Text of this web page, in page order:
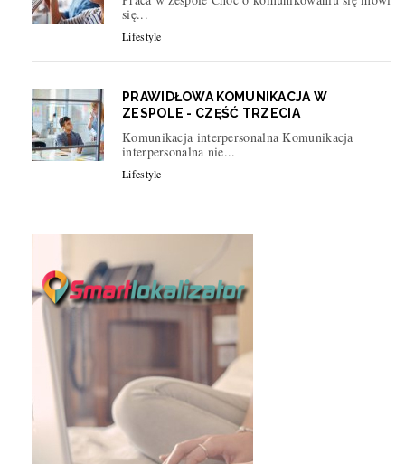
się...
Lifestyle
PRAWIDŁOWA KOMUNIKACJA W
ZESPOLE - CZĘŚĆ TRZECIA
Komunikacja interpersonalna Komunikacja
interpersonalna nie...
Lifestyle